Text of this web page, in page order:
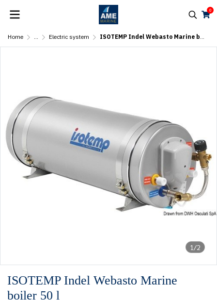
0
Home ... Electric system ISOTEMP Indel Webasto Marine boiler 50 l
1/2
ISOTEMP Indel Webasto Marine
boiler 50 l